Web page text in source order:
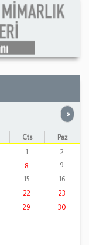
»
Cts
Paz
1
2
8
9
15
16
22
23
29
30